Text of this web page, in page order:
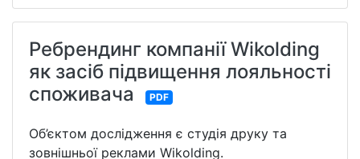
Ребрендинг компанії Wikolding
як засіб підвищення лояльності
споживача
PDF
Об’єктом дослідження є студія друку та
зовнішньої реклами Wikolding.